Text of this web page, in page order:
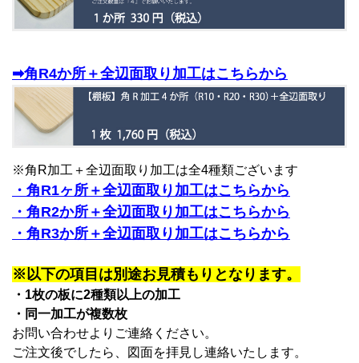
➡角R4か所＋全辺面取り加工はこちらから
※角R加工＋全辺面取り加工は全4種類ございます
・角R1ヶ所＋全辺面取り加工はこちらから
・角R2か所＋全辺面取り加工はこちらから
・角R3か所＋全辺面取り加工はこちらから
※以下の項目は別途お見積もりとなります。
・1枚の板に2種類以上の加工
・同一加工が複数枚
お問い合わせよりご連絡ください。
ご注文後でしたら、図面を拝見し連絡いたします。